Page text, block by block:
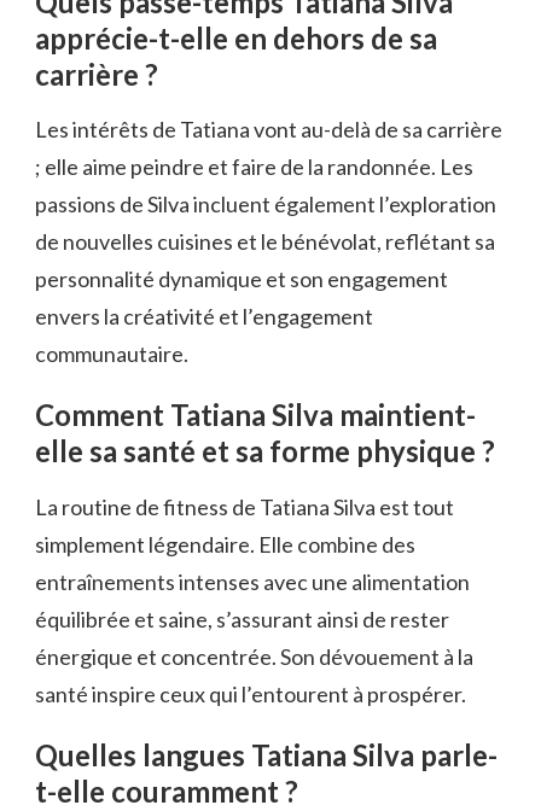
apprécie-t-elle en dehors de sa
carrière ?
Les intérêts de Tatiana vont au-delà de sa carrière
; elle aime peindre et faire de la randonnée. Les
passions de Silva incluent également l’exploration
de nouvelles cuisines et le bénévolat, reflétant sa
personnalité dynamique et son engagement
envers la créativité et l’engagement
communautaire.
Comment Tatiana Silva maintient-
elle sa santé et sa forme physique ?
La routine de fitness de Tatiana Silva est tout
simplement légendaire. Elle combine des
entraînements intenses avec une alimentation
équilibrée et saine, s’assurant ainsi de rester
énergique et concentrée. Son dévouement à la
santé inspire ceux qui l’entourent à prospérer.
Quelles langues Tatiana Silva parle-
t-elle couramment ?